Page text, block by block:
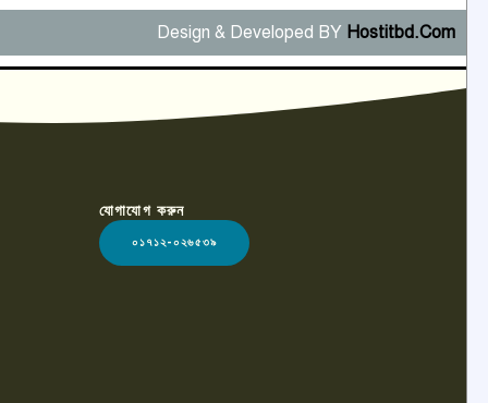
Design & Developed BY Hostitbd.Com
যোগাযোগ করুন
০১৭১২-০২৬৫৩৯